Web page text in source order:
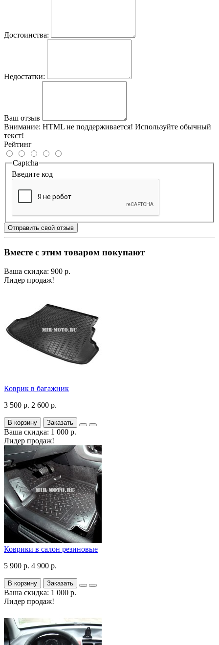
Достоинства:
Недостатки:
Ваш отзыв
Внимание: HTML не поддерживается! Используйте обычный
текст!
Рейтинг
Captcha
Введите код
Отправить свой отзыв
Вместе с этим товаром покупают
Ваша скидка: 900 р.
Лидер продаж!
Коврик в багажник
3 500 р. 2 600 р.
В корзину Заказать
Ваша скидка: 1 000 р.
Лидер продаж!
Коврики в салон резиновые
5 900 р. 4 900 р.
В корзину Заказать
Ваша скидка: 1 000 р.
Лидер продаж!